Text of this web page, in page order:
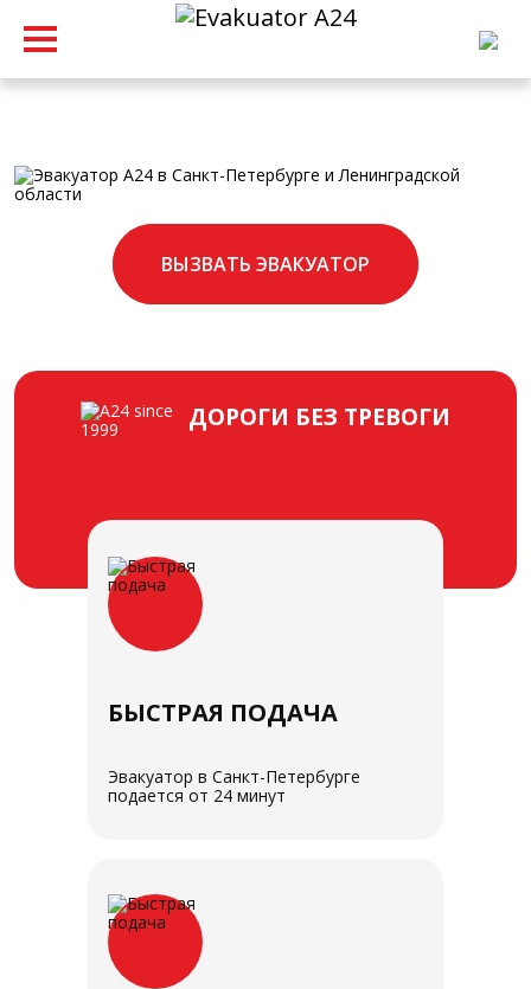
ВЫЗВАТЬ ЭВАКУАТОР
ДОРОГИ БЕЗ ТРЕВОГИ
БЫСТРАЯ ПОДАЧА
Эвакуатор в Санкт-Петербурге
подается от 24 минут